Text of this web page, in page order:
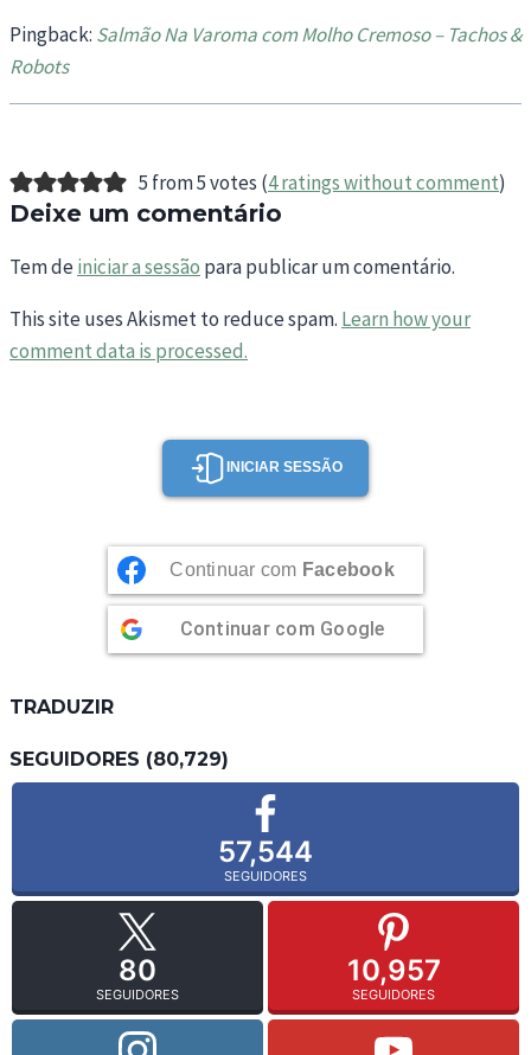
Pingback: Salmão Na Varoma com Molho Cremoso – Tachos &
Robots
5 from 5 votes (4 ratings without comment)
Deixe um comentário
Tem deiniciar a sessão para publicar um comentário.
This site uses Akismet to reduce spam. Learn how your
comment data is processed.
INICIAR SESSÃO
Continuar com Facebook
Continuar com Google
TRADUZIR
SEGUIDORES (80,729)
57,544
SEGUIDORES
80
SEGUIDORES
10,957
SEGUIDORES